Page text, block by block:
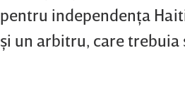
pentru independenţa
şi un arbitru, care trebuia